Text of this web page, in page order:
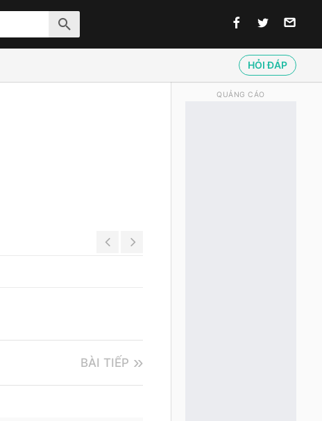
HỎI ĐÁP
BÀI TIẾP
QUẢNG CÁO